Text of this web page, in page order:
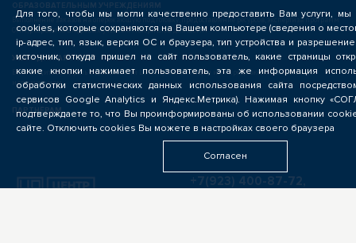
ОБРАЗОВАТЕЛЬНЫМ УЧРЕЖДЕНИЯМ
Выполнение заказов на опережающую подготовку, предоставление ресурсов, экспертиза программ
ОПП, разработка цифровых учебных материалов для ЦОПП
У ВАС ДРУГАЯ РОЛЬ?
Если видите свою роль в деятельности ЦОПП, у вас есть идеи или предложения, обязательно
напишите нам
ПАРТНЁРАМ
+7(923) 400-87-72,
Для того, чтобы мы могли качественно предоставить Вам услуги, мы
cookies, которые сохраняются на Вашем компьютере (сведения о
ip-адрес, тип, язык, версия ОС и браузера, тип устройства и
источник, откуда пришел на сайт пользователь, какие страницы
какие кнопки нажимает пользователь, эта же информация
обработки статистических данных использования сайта
сервисов Google Analytics и Яндекс.Метрика). Нажимая кнопку
подтверждаете то, что Вы проинформированы об использовании
сайте. Отключить cookies Вы можете в настройках своего браузера
Согласен